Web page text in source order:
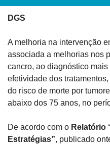
DGS
A melhoria na intervenção
associada a melhorias nos
cancro, ao diagnóstico
efetividade dos
do risco de morte por
abaixo dos 75 anos, no
De acordo com o Relatório
Estratégias”, publicado